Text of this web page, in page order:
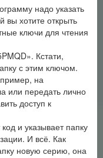
надо указать
вы хотите открыть
ключи для чтения
Кстати,
с этим ключом.
на
или передать лично
доступ к
и указывает папку
И всё. Как
новую серию, она